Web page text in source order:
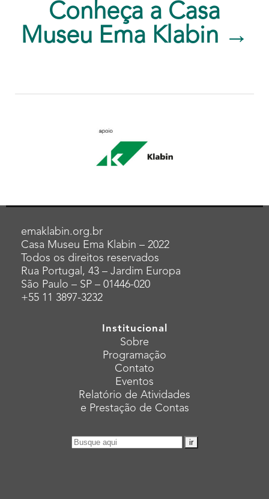
Conheça a Casa
Museu Ema Klabin →
emaklabin.org.br
Casa Museu Ema Klabin – 2022
Todos os direitos reservados
Rua Portugal, 43 – Jardim Europa
São Paulo – SP – 01446-020
+55 11 3897-3232
Institucional
Sobre
Programação
Contato
Eventos
Relatório de Atividades
e Prestação de Contas
Pesquisar